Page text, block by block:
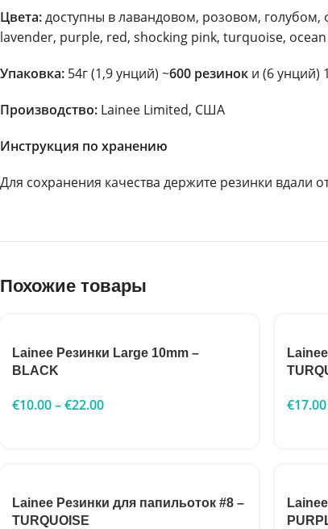
Цвета:доступны в лавандовом, розовом,
lavender, purple, red, shocking pink, turquoise,
Упаковка: 54г (1,9 унций) ~600 резинок и (6 унций)
Производство: Lainee Limited, США
Инструкция по хранению
Для сохранения качества держите резинки вдали
Похожие товары
Lainee Резинки Large 10mm –
BLACK
€10.00–€22.00 €17.00
Lainee Резинки для папильоток #8 –
TURQUOISE